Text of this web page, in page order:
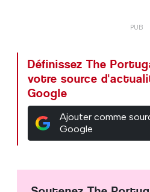
Définissez The
votre source
Google
Ajouter comme
Google